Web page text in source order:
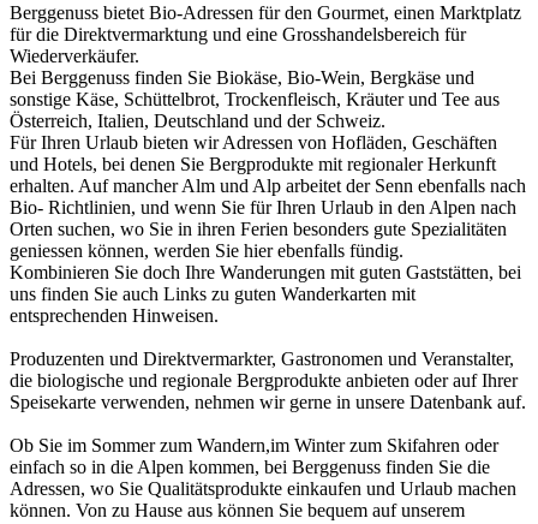
Berggenuss bietet Bio-Adressen für den Gourmet, einen Marktplatz
für die Direktvermarktung und eine Grosshandelsbereich für
Wiederverkäufer.
Bei Berggenuss finden Sie Biokäse, Bio-Wein, Bergkäse und
sonstige Käse, Schüttelbrot, Trockenfleisch, Kräuter und Tee aus
Österreich, Italien, Deutschland und der Schweiz.
Für Ihren Urlaub bieten wir Adressen von Hofläden, Geschäften
und Hotels, bei denen Sie Bergprodukte mit regionaler Herkunft
erhalten. Auf mancher Alm und Alp arbeitet der Senn ebenfalls nach
Bio- Richtlinien, und wenn Sie für Ihren Urlaub in den Alpen nach
Orten suchen, wo Sie in ihren Ferien besonders gute Spezialitäten
geniessen können, werden Sie hier ebenfalls fündig.
Kombinieren Sie doch Ihre Wanderungen mit guten Gaststätten, bei
uns finden Sie auch Links zu guten Wanderkarten mit
entsprechenden Hinweisen.
Produzenten und Direktvermarkter, Gastronomen und Veranstalter,
die biologische und regionale Bergprodukte anbieten oder auf Ihrer
Speisekarte verwenden, nehmen wir gerne in unsere Datenbank auf.
Ob Sie im Sommer zum Wandern,im Winter zum Skifahren oder
einfach so in die Alpen kommen, bei Berggenuss finden Sie die
Adressen, wo Sie Qualitätsprodukte einkaufen und Urlaub machen
können. Von zu Hause aus können Sie bequem auf unserem